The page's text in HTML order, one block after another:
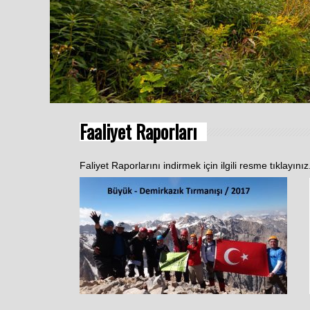
Faaliyet Raporları
Faliyet Raporlarını indirmek için ilgili resme